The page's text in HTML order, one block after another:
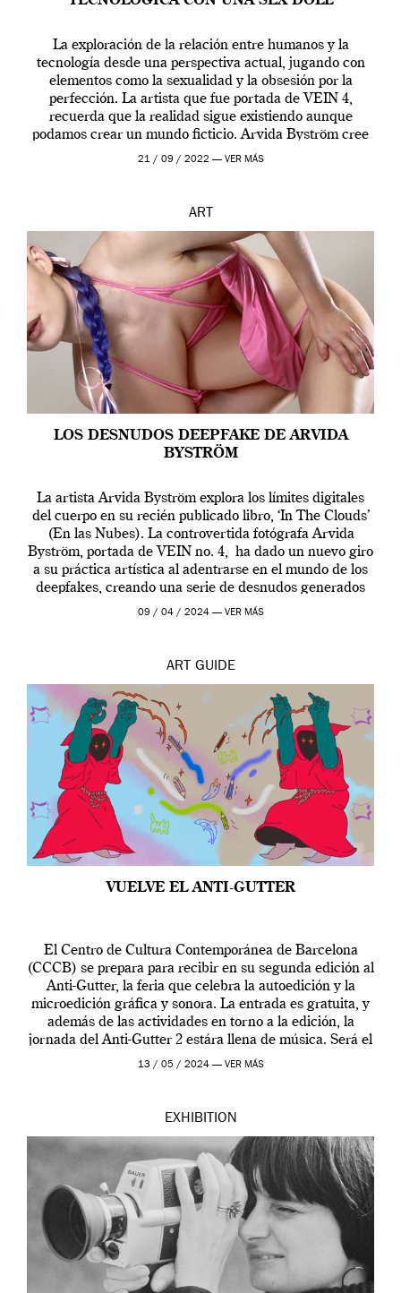
La exploración de la relación entre humanos y la
tecnología desde una perspectiva actual, jugando con
elementos como la sexualidad y la obsesión por la
perfección. La artista que fue portada de VEIN 4,
recuerda que la realidad sigue existiendo aunque
podamos crear un mundo ficticio. Arvida Byström cree
que los humanos tienen un complejo […]
21 / 09 / 2022 — VER MÁS
ART
LOS DESNUDOS DEEPFAKE DE ARVIDA
BYSTRÖM
La artista Arvida Byström explora los límites digitales
del cuerpo en su recién publicado libro, ‘In The Clouds’
(En las Nubes). La controvertida fotógrafa Arvida
Byström, portada de VEIN no. 4, ha dado un nuevo giro
a su práctica artística al adentrarse en el mundo de los
deepfakes, creando una serie de desnudos generados
por […]
09 / 04 / 2024 — VER MÁS
ART GUIDE
VUELVE EL ANTI-GUTTER
El Centro de Cultura Contemporánea de Barcelona
(CCCB) se prepara para recibir en su segunda edición al
Anti-Gutter, la feria que celebra la autoedición y la
microedición gráfica y sonora. La entrada es gratuita, y
además de las actividades en torno a la edición, la
jornada del Anti-Gutter 2 estára llena de música. Será el
[…]
13 / 05 / 2024 — VER MÁS
EXHIBITION